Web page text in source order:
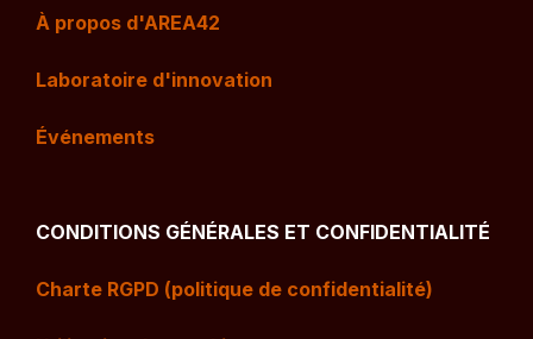
À propos d'AREA42
Laboratoire d'innovation
Événements
CONDITIONS GÉNÉRALES ET CONFIDENTIALITÉ
Charte RGPD (politique de confidentialité)